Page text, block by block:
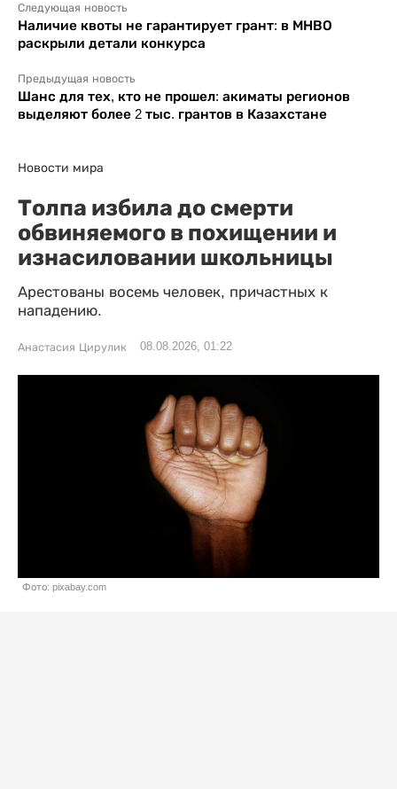
Следующая новость
Наличие квоты не гарантирует грант: в МНВО
раскрыли детали конкурса
Предыдущая новость
Шанс для тех, кто не прошел: акиматы регионов
выделяют более 2 тыс. грантов в Казахстане
Новости мира
Толпа избила до смерти
обвиняемого в похищении и
изнасиловании школьницы
Арестованы восемь человек, причастных к
нападению.
Анастасия Цирулик 08.08.2026, 01:22
Фото: pixabay.com